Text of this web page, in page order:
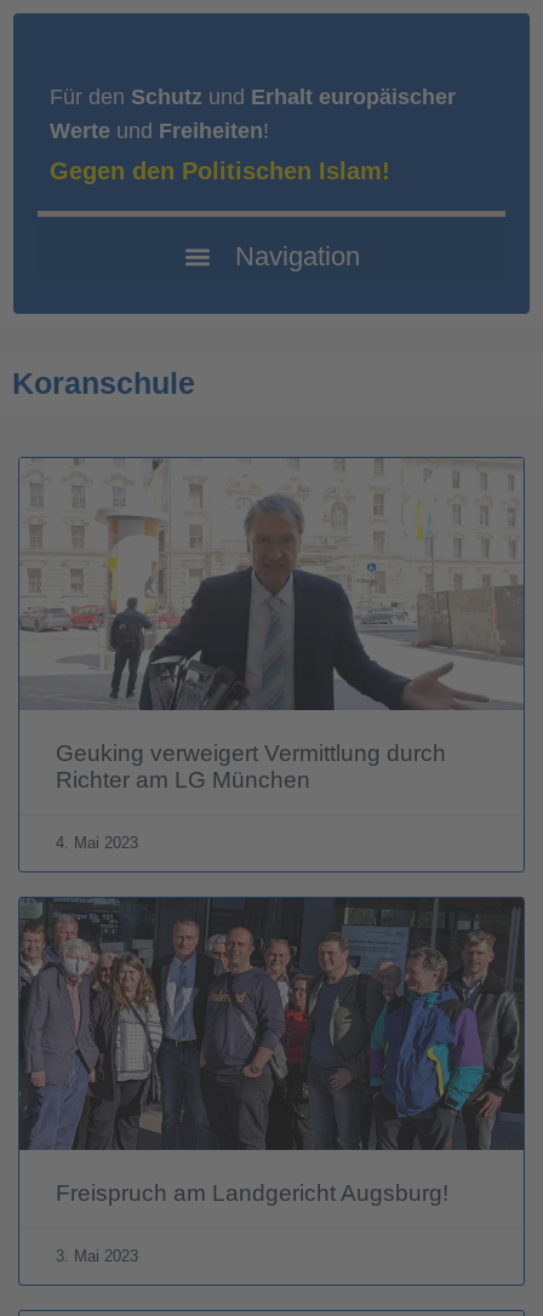
Für den Schutz und Erhalt europäischer
Werte und Freiheiten!
Gegen den Politischen Islam!
Koranschule
Geuking verweigert Vermittlung durch
Richter am LG München
4. Mai 2023
Freispruch am Landgericht Augsburg!
3. Mai 2023